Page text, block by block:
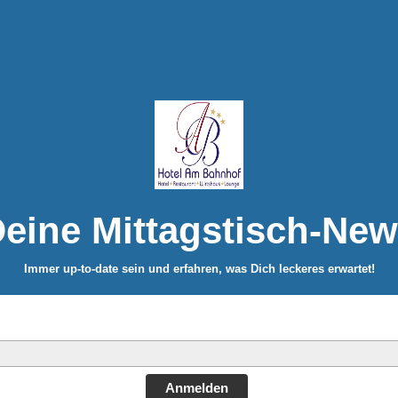
Mittagstisch-
Immer up-to-date sein und erfahren, was Dich leckeres erwartet!
Anmelden